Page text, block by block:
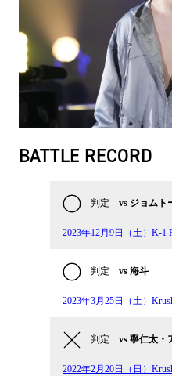
BATTLE RECORD
判定 vs ジョムト
2023年12月9日（土）K-1
判定 vs 海斗
2023年3月25日（土）
判定 vs 寧仁太・
2022年2月20日（日）